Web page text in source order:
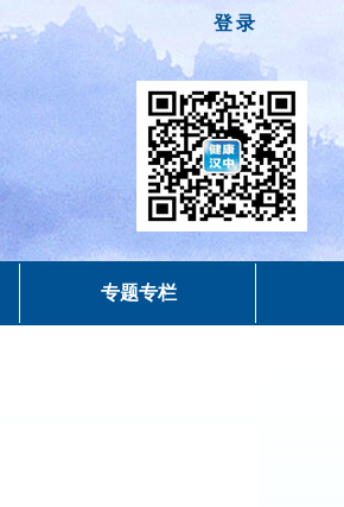
登录
专题专栏